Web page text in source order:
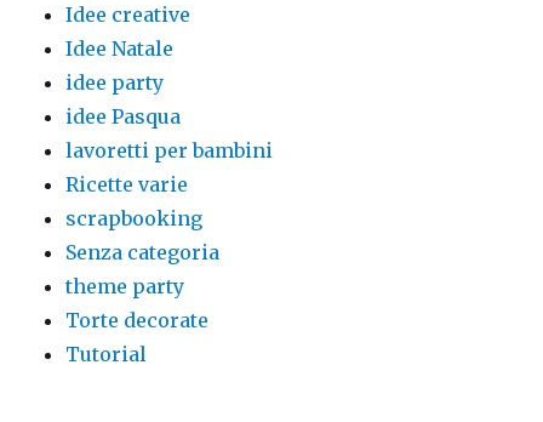
Idee creative
Idee Natale
idee party
idee Pasqua
lavoretti per bambini
Ricette varie
scrapbooking
Senza categoria
theme party
Torte decorate
Tutorial